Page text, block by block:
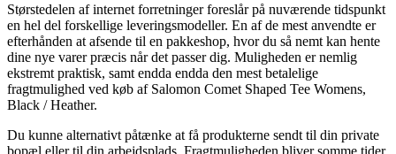
Størstedelen af internet forretninger foreslår på nuværende tidspunkt
en hel del forskellige leveringsmodeller. En af de mest anvendte er
efterhånden at afsende til en pakkeshop, hvor du så nemt kan hente
dine nye varer præcis når det passer dig. Muligheden er nemlig
ekstremt praktisk, samt endda endda den mest betalelige
fragtmulighed ved køb af Salomon Comet Shaped Tee Womens,
Black / Heather.
Du kunne alternativt påtænke at få produkterne sendt til din private
bopæl eller til din arbejdsplads. Fragtmuligheden bliver somme tider